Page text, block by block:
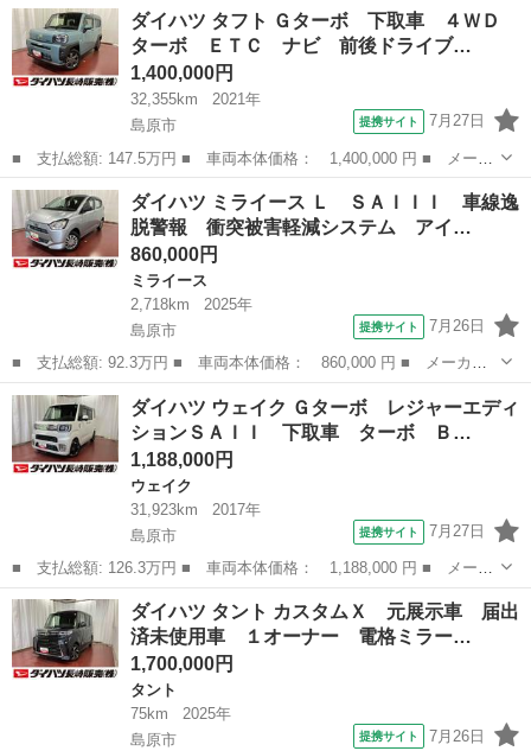
ーナー ９インチディスプレイオーディオ ＬＥＤヘッドランプ ベ
ンチシー...
長崎 島原市 ムーヴ
ダイハツ タフト Ｇターボ 下取車 ４ＷＤ
ターボ ＥＴＣ ナビ 前後ドライブ…
1,400,000円
32,355km
2021年
島原市
提携サイト 7月27日
■ 支払総額: 147.5万円 ■ 車両本体価格： 1,400,000 円 ■ メーカ
ー名： ダイハツ ■ 車種名： タフト ■ グレード名： Ｇター
ボ 下取車 ４ＷＤ ターボ ＥＴＣ ナビ 前後ドライブレコーダ
ー 衝突被...
長崎 島原市 ダイハツ
ダイハツ ミライース Ｌ ＳＡＩＩＩ 車線逸
脱警報 衝突被害軽減システム アイ…
860,000円
ミライース
2,718km
2025年
島原市
提携サイト 7月26日
■ 支払総額: 92.3万円 ■ 車両本体価格： 860,000 円 ■ メーカー
名： ダイハツ ■ 車種名： ミライース ■ グレード名： Ｌ Ｓ
ＡＩＩＩ 車線逸脱警報 衝突被害軽減システム アイドリンストッ
プ １オーナ...
長崎 島原市 ミライース
ダイハツ ウェイク Ｇターボ レジャーエディ
ションＳＡＩＩ 下取車 ターボ Ｂ…
1,188,000円
ウェイク
31,923km
2017年
島原市
提携サイト 7月27日
■ 支払総額: 126.3万円 ■ 車両本体価格： 1,188,000 円 ■ メーカ
ー名： ダイハツ ■ 車種名： ウェイク ■ グレード名： Ｇター
ボ レジャーエディションＳＡＩＩ 下取車 ターボ Ｂｌｕｅｔｏ
ｏｔｈ ...
長崎 島原市 ウェイク
ダイハツ タント カスタムＸ 元展示車 届出
済未使用車 １オーナー 電格ミラー…
1,700,000円
タント
75km
2025年
島原市
提携サイト 7月26日